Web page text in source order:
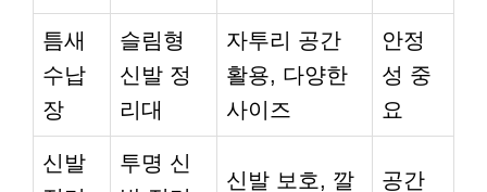
틈새
수납
장
슬림형
신발 정
리대
자투리 공간
활용, 다양한
사이즈
안정
성 중
요
신발
투명 신
신발 보호, 깔
공간